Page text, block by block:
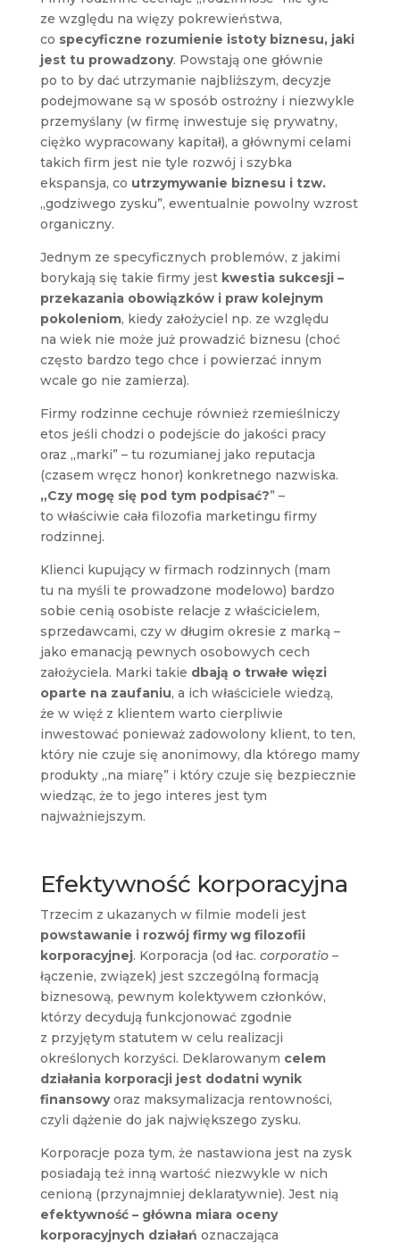
ze względu na więzy pokrewieństwa,
co specyficzne rozumienie istoty biznesu, jaki
jest tu prowadzony. Powstają one głównie
po to by dać utrzymanie najbliższym, decyzje
podejmowane są w sposób ostrożny i niezwykle
przemyślany (w firmę inwestuje się prywatny,
ciężko wypracowany kapitał), a głównymi celami
takich firm jest nie tyle rozwój i szybka
ekspansja, co utrzymywanie biznesu i tzw.
„godziwego zysku”, ewentualnie powolny wzrost
organiczny.
Jednym ze specyficznych problemów, z jakimi
borykają się takie firmy jest kwestia sukcesji –
przekazania obowiązków i praw kolejnym
pokoleniom, kiedy założyciel np. ze względu
na wiek nie może już prowadzić biznesu (choć
często bardzo tego chce i powierzać innym
wcale go nie zamierza).
Firmy rodzinne cechuje również rzemieślniczy
etos jeśli chodzi o podejście do jakości pracy
oraz „marki” – tu rozumianej jako reputacja
(czasem wręcz honor) konkretnego nazwiska.
„Czy mogę się pod tym podpisać?” –
to właściwie cała filozofia marketingu firmy
rodzinnej.
Klienci kupujący w firmach rodzinnych (mam
tu na myśli te prowadzone modelowo) bardzo
sobie cenią osobiste relacje z właścicielem,
sprzedawcami, czy w długim okresie z marką –
jako emanacją pewnych osobowych cech
założyciela. Marki takie dbają o trwałe więzi
oparte na zaufaniu, a ich właściciele wiedzą,
że w więź z klientem warto cierpliwie
inwestować ponieważ zadowolony klient, to ten,
który nie czuje się anonimowy, dla którego mamy
produkty „na miarę” i który czuje się bezpiecznie
wiedząc, że to jego interes jest tym
najważniejszym.
Efektywność korporacyjna
Trzecim z ukazanych w filmie modeli jest
powstawanie i rozwój firmy wg filozofii
korporacyjnej. Korporacja (od łac. corporatio–
łączenie, związek) jest szczególną formacją
biznesową, pewnym kolektywem członków,
którzy decydują funkcjonować zgodnie
z przyjętym statutem w celu realizacji
określonych korzyści. Deklarowanym celem
działania korporacji jest dodatni wynik
finansowyoraz maksymalizacja rentowności,
czyli dążenie do jak największego zysku.
Korporacje poza tym, że nastawiona jest na zysk
posiadają też inną wartość niezwykle w nich
cenioną (przynajmniej deklaratywnie). Jest nią
efektywność – główna miara oceny
korporacyjnych działań oznaczająca